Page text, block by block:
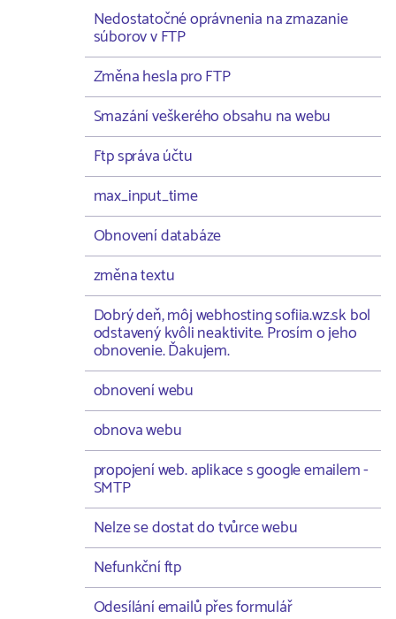
Nedostatočné oprávnenia na zmazanie
súborov v FTP
Změna hesla pro FTP
Smazání veškerého obsahu na webu
Ftp správa účtu
max_input_time
Obnovení databáze
změna textu
Dobrý deň, môj webhosting sofiia.wz.sk bol
odstavený kvôli neaktivite. Prosím o jeho
obnovenie. Ďakujem.
obnovení webu
obnova webu
propojení web. aplikace s google emailem -
SMTP
Nelze se dostat do tvůrce webu
Nefunkční ftp
Odesílání emailů přes formulář